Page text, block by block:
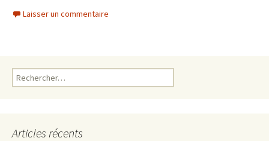
c
e
i
t
Laisser un commentaire
Rechercher :
Articles récents